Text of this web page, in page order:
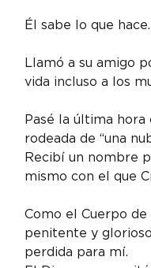
Él sabe lo que hace.
Llamó a su amigo
vida incluso a los
Pasé la última hora
rodeada de “una
Recibí un nombre
mismo con el que
Como el Cuerpo
penitente y
perdida para mí.